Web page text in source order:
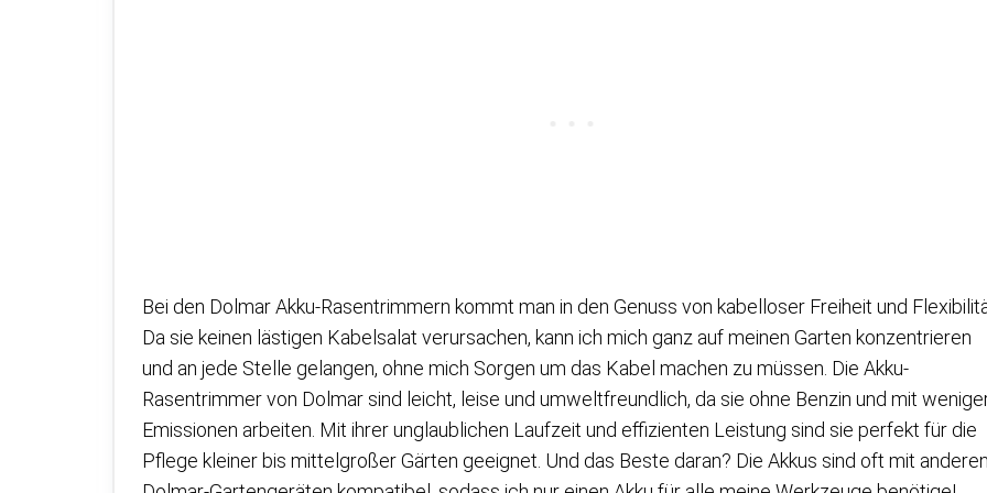
Bei den Dolmar Akku-Rasentrimmern kommt man in den Genuss von kabelloser Freiheit und
Da sie keinen lästigen Kabelsalat verursachen, kann ich mich ganz auf meinen Garten konzentrieren
und an jede Stelle gelangen, ohne mich Sorgen um das Kabel machen zu müssen. Die Akku-
Rasentrimmer von Dolmar sind leicht, leise und umweltfreundlich, da sie ohne Benzin und mit
Emissionen arbeiten. Mit ihrer unglaublichen Laufzeit und effizienten Leistung sind sie perfekt für die
Pflege kleiner bis mittelgroßer Gärten geeignet. Und das Beste daran? Die Akkus sind oft mit anderen